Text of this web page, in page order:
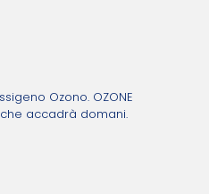
Ozono. OZONE
che accadrà domani.